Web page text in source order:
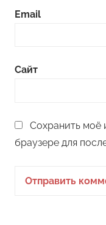
Email
Сайт
Сохранить моё
браузере для